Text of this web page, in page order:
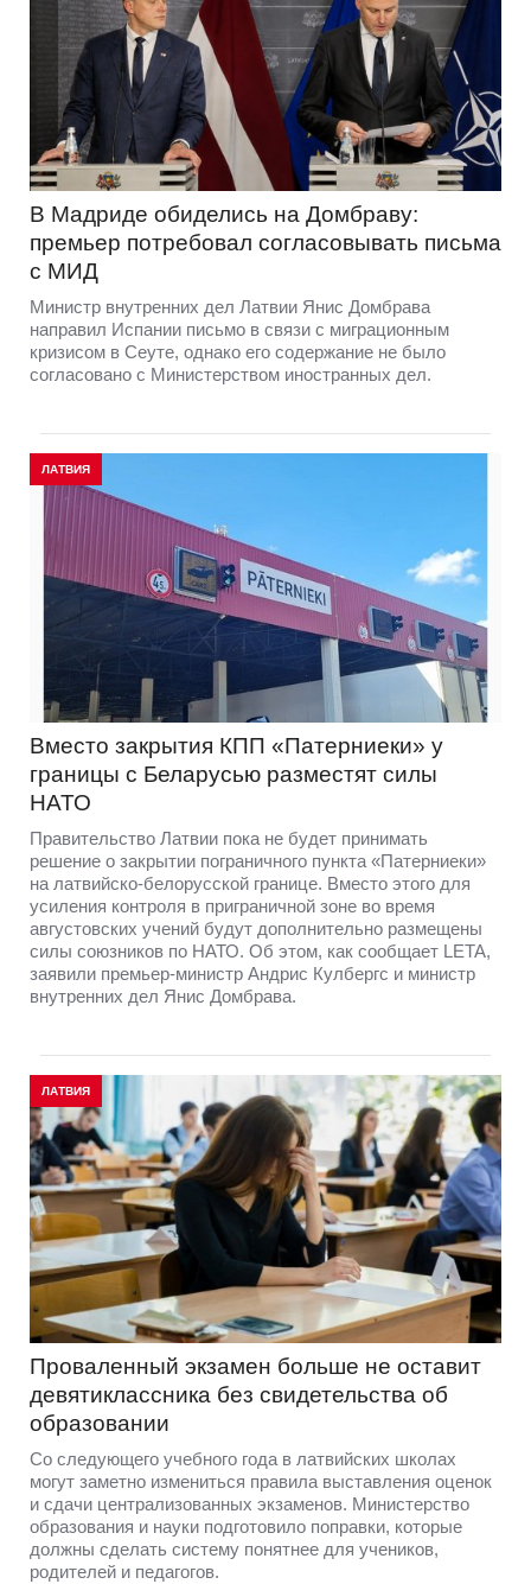
В Мадриде обиделись на Домбраву:
премьер потребовал согласовывать письма
с МИД
Министр внутренних дел Латвии Янис Домбрава
направил Испании письмо в связи с миграционным
кризисом в Сеуте, однако его содержание не было
согласовано с Министерством иностранных дел.
ЛАТВИЯ
Вместо закрытия КПП «Патерниеки» у
границы с Беларусью разместят силы
НАТО
Правительство Латвии пока не будет принимать
решение о закрытии пограничного пункта «Патерниеки»
на латвийско-белорусской границе. Вместо этого для
усиления контроля в приграничной зоне во время
августовских учений будут дополнительно размещены
силы союзников по НАТО. Об этом, как сообщает LETA,
заявили премьер-министр Андрис Кулбергс и министр
внутренних дел Янис Домбрава.
ЛАТВИЯ
Проваленный экзамен больше не оставит
девятиклассника без свидетельства об
образовании
Со следующего учебного года в латвийских школах
могут заметно измениться правила выставления оценок
и сдачи централизованных экзаменов. Министерство
образования и науки подготовило поправки, которые
должны сделать систему понятнее для учеников,
родителей и педагогов.